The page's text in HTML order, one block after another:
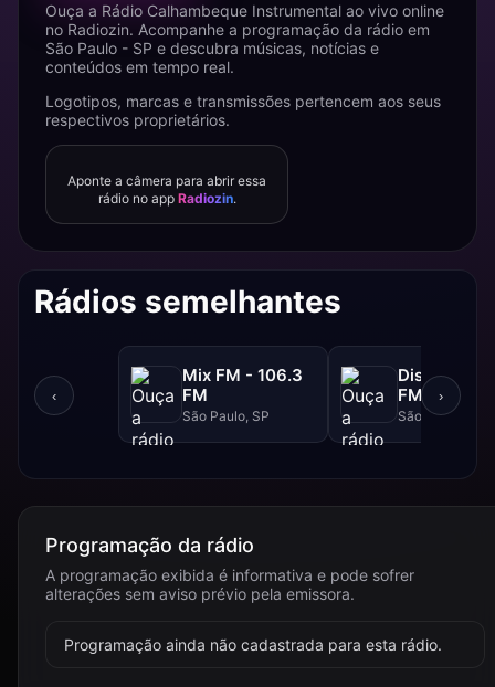
Ouça a Rádio Calhambeque Instrumental ao vivo online
no Radiozin. Acompanhe a programação da rádio em
São Paulo - SP e descubra músicas, notícias e
conteúdos em tempo real.
Logotipos, marcas e transmissões pertencem aos seus
respectivos proprietários.
Aponte a câmera para abrir essa
rádio no app Radiozin.
Rádios semelhantes
‹
Mix FM - 106.3
FM
São Paulo, SP
Disney -
FM
São Paulo, SP
›
Programação da rádio
A programação exibida é informativa e pode sofrer
alterações sem aviso prévio pela emissora.
Programação ainda não cadastrada para esta rádio.